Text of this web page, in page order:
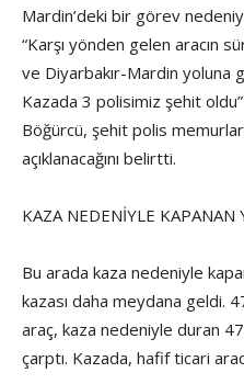
Mardin’deki bir görev
“Karşı yönden gelen aracın
ve Diyarbakır-Mardin yoluna
Kazada 3 polisimiz şehit
Böğürcü, şehit polis
açıklanacağını belirtti.
KAZA NEDENİYLE KAPANAN
Bu arada kaza nedeniyle
kazası daha meydana geldi.
araç, kaza nedeniyle duran
çarptı. Kazada, hafif ticari